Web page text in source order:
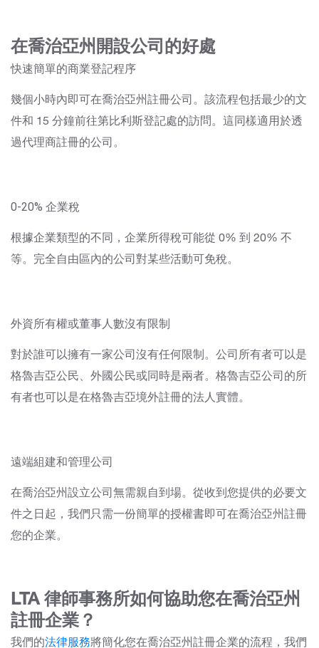
在喬治亞州開設公司的好處
快速簡單的商業登記程序
幾個小時內即可在喬治亞州註冊公司。該流程包括最少的文
件和 15 分鐘前往第比利斯登記處的訪問。這同樣適用於透
過代理商註冊的公司。
0-20% 企業稅
根據企業類型的不同，企業所得稅可能從 0% 到 20% 不
等。完全自由區內的公司對某些活動可免稅。
外資所有權或董事人數沒有限制
對於誰可以擁有一家公司沒有任何限制。公司所有者可以是
格魯吉亞公民、外國公民或同時是兩者。格魯吉亞公司的所
有者也可以是在格魯吉亞境外註冊的法人實體。
遠端組建和管理公司
在喬治亞州設立公司無需親自到場。從收到您提供的必要文
件之日起，我們只需一份簡單的授權書即可在喬治亞州註冊
您的企業。
LTA 律師事務所如何協助您在喬治亞州
註冊企業？
我們的法律服務將簡化您在喬治亞州註冊企業的流程，我們